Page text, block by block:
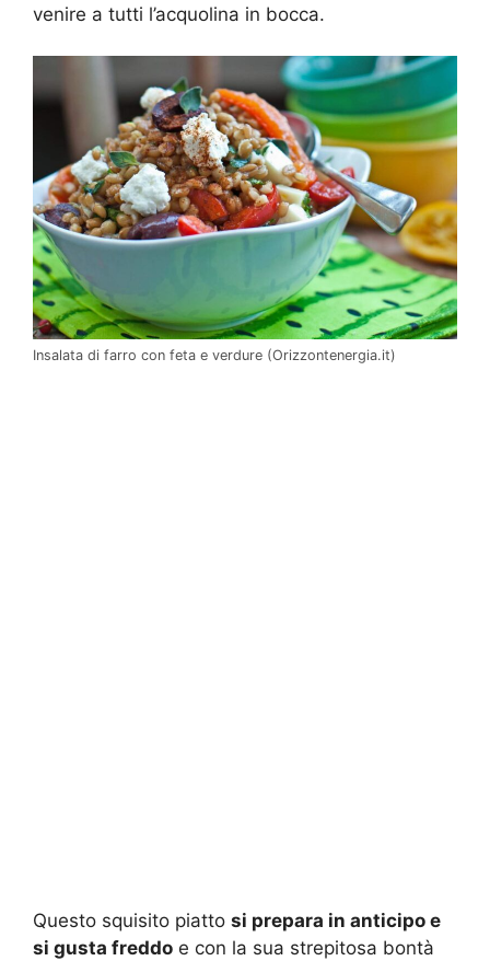
venire a tutti l’acquolina in bocca.
Insalata di farro con feta e verdure (Orizzontenergia.it)
Questo squisito piatto si prepara in anticipo e
si gusta freddo e con la sua strepitosa bontà